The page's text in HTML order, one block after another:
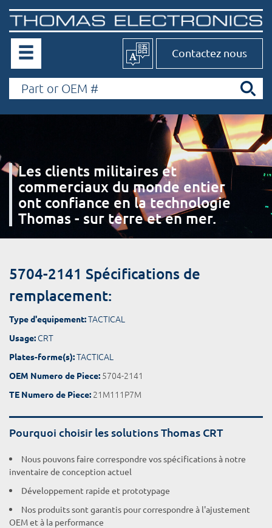
Contactez nous
Les clients militaires et
commerciaux du monde entier
ont confiance en la technologie
Thomas - sur terre et en mer.
5704-2141 Spécifications de
remplacement:
Type d'equipement:TACTICAL
Usage: CRT
Plates-forme(s):TACTICAL
OEM Numero de Piece: 5704-2141
TE Numero de Piece: 21M111P7M
Pourquoi choisir les solutions Thomas CRT
Nous pouvons faire correspondre vos spécifications à notre
inventaire de conception actuel
Développement rapide et prototypage
Nos produits sont garantis pour correspondre à l'ajustement
OEM et à la performance